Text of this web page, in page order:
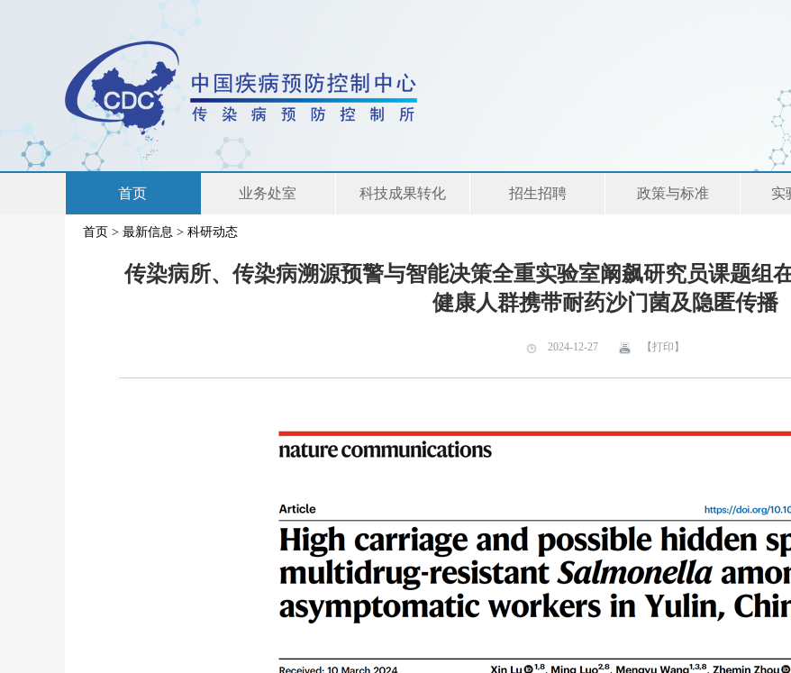
首页 业务处室 科技成果转化 招生招聘 政策与标准 实
联系我们
首页 > 最新信息 > 科研动态
传染病所、传染病溯源预警与智能决策全重实验室阚飙研究员课题组
健康人群携带耐药沙门菌及隐匿传播
2024-12-27 【打印】